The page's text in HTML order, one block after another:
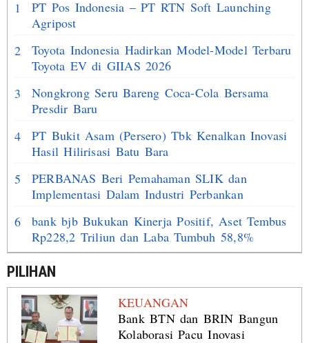
1
PT Pos Indonesia – PT RTN Soft Launching
Agripost
2
Toyota Indonesia Hadirkan Model-Model Terbaru
Toyota EV di GIIAS 2026
3
Nongkrong Seru Bareng Coca-Cola Bersama
Presdir Baru
4
PT Bukit Asam (Persero) Tbk Kenalkan Inovasi
Hasil Hilirisasi Batu Bara
5
PERBANAS Beri Pemahaman SLIK dan
Implementasi Dalam Industri Perbankan
6
bank bjb Bukukan Kinerja Positif, Aset Tembus
Rp228,2 Triliun dan Laba Tumbuh 58,8%
PILIHAN
KEUANGAN
Bank BTN dan BRIN Bangun
Kolaborasi Pacu Inovasi